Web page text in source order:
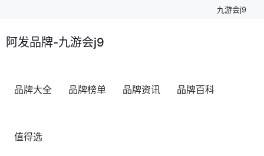
九游会j9
阿发品牌-九游会j9
品牌大全 品牌榜单 品牌资讯 品牌百科
值得选